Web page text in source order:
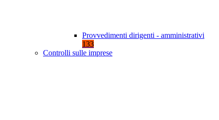
Provvedimenti dirigenti - amministrativi
133
Controlli sulle imprese